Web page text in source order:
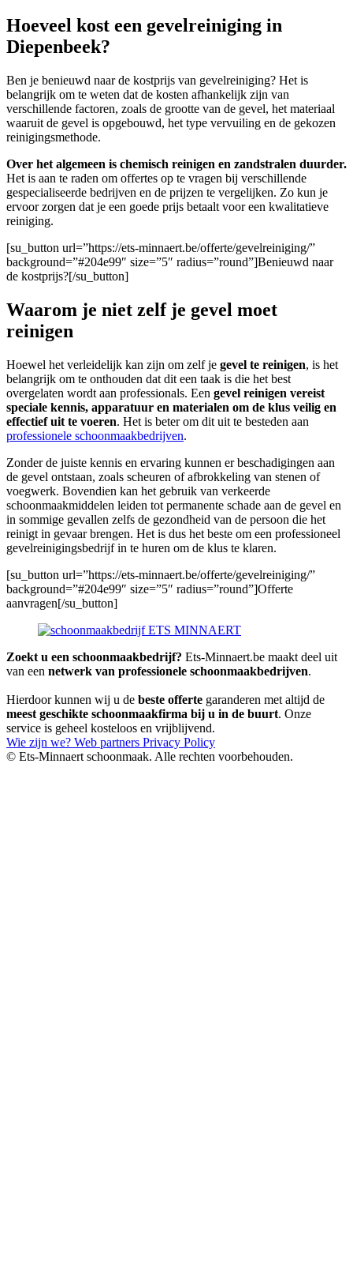
Hoeveel kost een gevelreiniging in
Diepenbeek?
Ben je benieuwd naar de kostprijs van gevelreiniging? Het is
belangrijk om te weten dat de kosten afhankelijk zijn van
verschillende factoren, zoals de grootte van de gevel, het materiaal
waaruit de gevel is opgebouwd, het type vervuiling en de gekozen
reinigingsmethode.
Over het algemeen is chemisch reinigen en zandstralen duurder.
Het is aan te raden om offertes op te vragen bij verschillende
gespecialiseerde bedrijven en de prijzen te vergelijken. Zo kun je
ervoor zorgen dat je een goede prijs betaalt voor een kwalitatieve
reiniging.
[su_button url=”https://ets-minnaert.be/offerte/gevelreiniging/”
background=”#204e99″ size=”5″ radius=”round”]Benieuwd naar
de kostprijs?[/su_button]
Waarom je niet zelf je gevel moet
reinigen
Hoewel het verleidelijk kan zijn om zelf je gevel te reinigen, is het
belangrijk om te onthouden dat dit een taak is die het best
overgelaten wordt aan professionals. Een gevel reinigen vereist
speciale kennis, apparatuur en materialen om de klus veilig en
effectief uit te voeren. Het is beter om dit uit te besteden aan
professionele schoonmaakbedrijven.
Zonder de juiste kennis en ervaring kunnen er beschadigingen aan
de gevel ontstaan, zoals scheuren of afbrokkeling van stenen of
voegwerk. Bovendien kan het gebruik van verkeerde
schoonmaakmiddelen leiden tot permanente schade aan de gevel en
in sommige gevallen zelfs de gezondheid van de persoon die het
reinigt in gevaar brengen. Het is dus het beste om een professioneel
gevelreinigingsbedrijf in te huren om de klus te klaren.
[su_button url=”https://ets-minnaert.be/offerte/gevelreiniging/”
background=”#204e99″ size=”5″ radius=”round”]Offerte
aanvragen[/su_button]
Zoekt u een schoonmaakbedrijf? Ets-Minnaert.be maakt deel uit
van een netwerk van professionele schoonmaakbedrijven.
Hierdoor kunnen wij u de beste offerte garanderen met altijd de
meest geschikte schoonmaakfirma bij u in de buurt. Onze
service is geheel kosteloos en vrijblijvend.
Wie zijn we? Web partners Privacy Policy
© Ets-Minnaert schoonmaak. Alle rechten voorbehouden.